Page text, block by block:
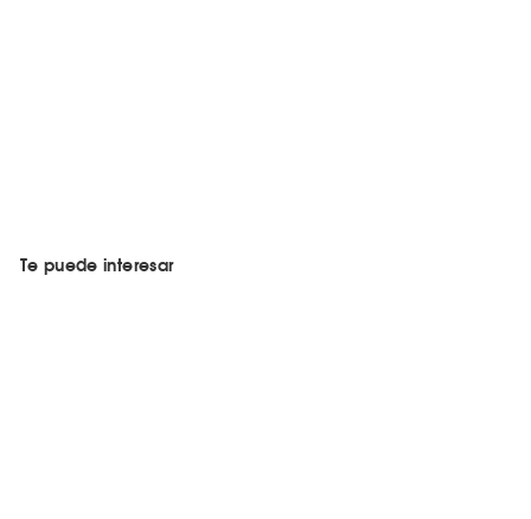
Te puede interesar